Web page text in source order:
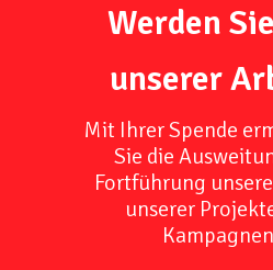
Werden
unserer
Mit Ihrer Spende
Sie die
Fortführung
unserer